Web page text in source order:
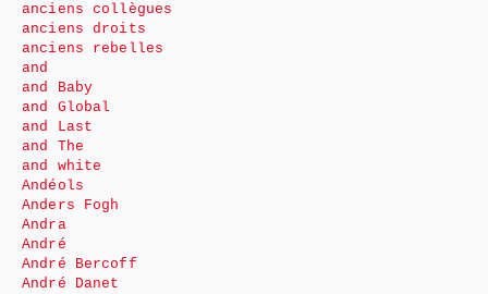
anciens collègues
anciens droits
anciens rebelles
and
and Baby
and Global
and Last
and The
and white
Andéols
Anders Fogh
Andra
André
André Bercoff
André Danet